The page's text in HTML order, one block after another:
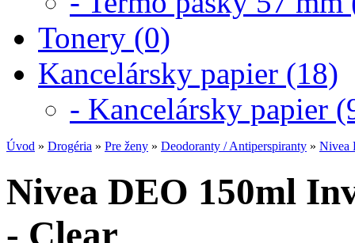
Tonery (0)
Kancelársky papier (18)
- Kancelársky papier
Úvod » Drogéria » Pre ženy » Deodoranty / Antiperspiranty » Nivea
Nivea DEO 150ml
- Clear